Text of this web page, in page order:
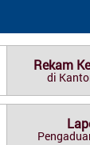
Rekam
di